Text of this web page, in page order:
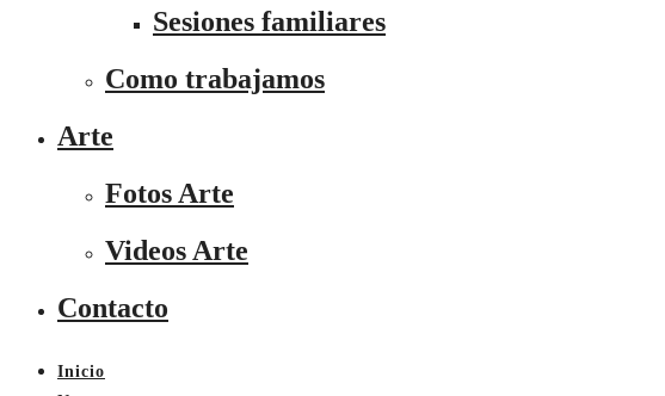
Sesiones familiares
Como trabajamos
Arte
Fotos Arte
Videos Arte
Contacto
Inicio